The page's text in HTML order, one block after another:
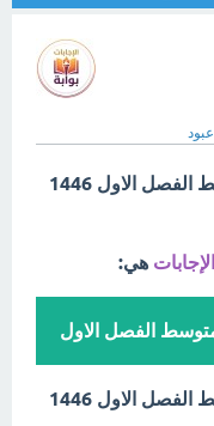
عبود
حل كتاب الطالب انجليزي ثالث متوسط الفصل الاول 1446
هي:
الفصل الاول
الاول 1446